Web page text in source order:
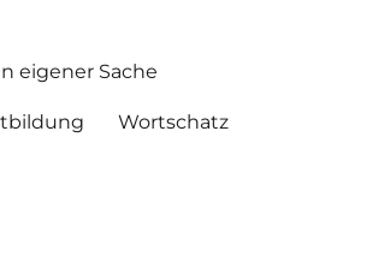
eigener Sache
Wortschatz